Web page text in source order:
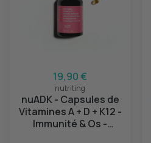
19,90 €
nutriting
nuADK - Capsules de
Vitamines A + D + K12 -
Immunité & Os -